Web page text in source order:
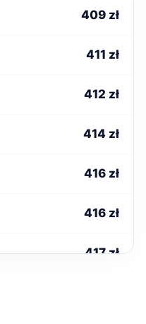
409 zł
411 zł
412 zł
414 zł
416 zł
416 zł
417 zł